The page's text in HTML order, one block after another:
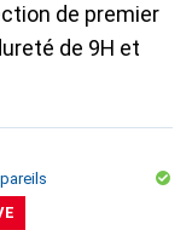
de premier
de 9H et